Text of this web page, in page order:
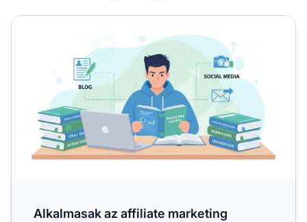
Alkalmasak az affiliate marketing könyvek kezdők
Alkalmasak az affiliate marketing